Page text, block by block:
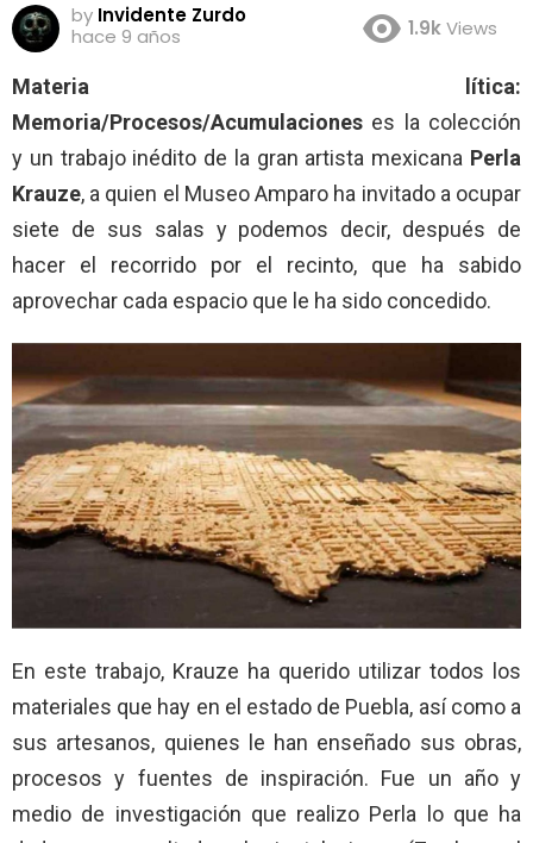
by Invidente Zurdo
hace 9 años
1.9kViews
Materia lítica:
Memoria/Procesos/Acumulaciones es la colección
y un trabajo inédito de la gran artista mexicana Perla
Krauze, a quien el Museo Amparo ha invitado a ocupar
siete de sus salas y podemos decir, después de
hacer el recorrido por el recinto, que ha sabido
aprovechar cada espacio que le ha sido concedido.
En este trabajo, Krauze ha querido utilizar todos los
materiales que hay en el estado de Puebla, así como a
sus artesanos, quienes le han enseñado sus obras,
procesos y fuentes de inspiración. Fue un año y
medio de investigación que realizo Perla lo que ha